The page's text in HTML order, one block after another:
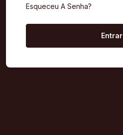
Esqueceu A Senha?
Entrar